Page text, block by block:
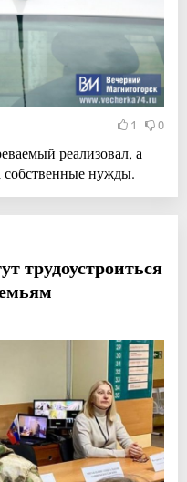
1 0
реализовал, а
собственные нужды.
трудоустроиться